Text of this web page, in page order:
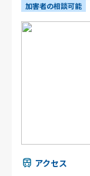
加害者の相談可能
アクセス